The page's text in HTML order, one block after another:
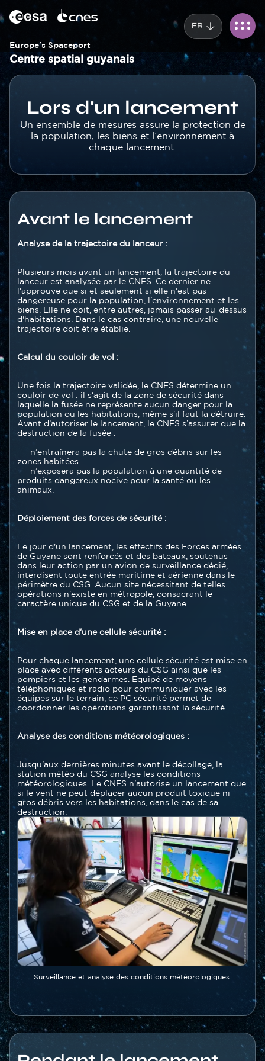
au
contenu
Europe's Spaceport
Centre spatial guyanais
FR
Corps
Lors d'un lancement
Texte
Un ensemble de mesures assure la protection de
la population, les biens et l’environnement à
chaque lancement.
section
Avant le lancement
Analyse de la trajectoire du lanceur :
Plusieurs mois avant un lancement, la trajectoire du
lanceur est analysée par le CNES. Ce dernier ne
l'approuve que si et seulement si elle n'est pas
dangereuse pour la population, l'environnement et les
biens. Elle ne doit, entre autres, jamais passer au-dessus
d'habitations. Dans le cas contraire, une nouvelle
trajectoire doit être établie.
Calcul du couloir de vol :
Une fois la trajectoire validée, le CNES détermine un
couloir de vol : il s'agit de la zone de sécurité dans
laquelle la fusée ne représente aucun danger pour la
population ou les habitations, même s'il faut la détruire.
Avant d’autoriser le lancement, le CNES s’assurer que la
destruction de la fusée :
- n’entraînera pas la chute de gros débris sur les
zones habitées
- n’exposera pas la population à une quantité de
produits dangereux nocive pour la santé ou les
animaux.
Déploiement des forces de sécurité :
Le jour d'un lancement, les effectifs des Forces armées
de Guyane sont renforcés et des bateaux, soutenus
dans leur action par un avion de surveillance dédié,
interdisent toute entrée maritime et aérienne dans le
périmètre du CSG. Aucun site nécessitant de telles
opérations n'existe en métropole, consacrant le
caractère unique du CSG et de la Guyane.
Mise en place d'une cellule sécurité :
Pour chaque lancement, une cellule sécurité est mise en
place avec différents acteurs du CSG ainsi que les
pompiers et les gendarmes. Equipé de moyens
téléphoniques et radio pour communiquer avec les
équipes sur le terrain, ce PC sécurité permet de
coordonner les opérations garantissant la sécurité.
Analyse des conditions météorologiques :
Jusqu'aux dernières minutes avant le décollage, la
station météo du CSG analyse les conditions
météorologiques. Le CNES n'autorise un lancement que
si le vent ne peut déplacer aucun produit toxique ni
gros débris vers les habitations, dans le cas de sa
destruction.
Image
Image
Légende
Surveillance et analyse des conditions météorologiques.
Contenu
section